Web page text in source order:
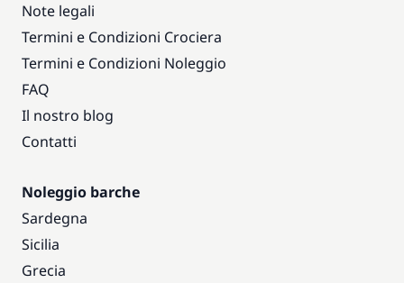
Note legali
Termini e Condizioni Crociera
Termini e Condizioni Noleggio
FAQ
Il nostro blog
Contatti
Noleggio barche
Sardegna
Sicilia
Grecia